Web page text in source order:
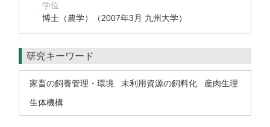
学位
博士（農学）（2007年3月 九州大学）
研究キーワード
家畜の飼養管理・環境 未利用資源の飼料化
産肉生理
生体機構